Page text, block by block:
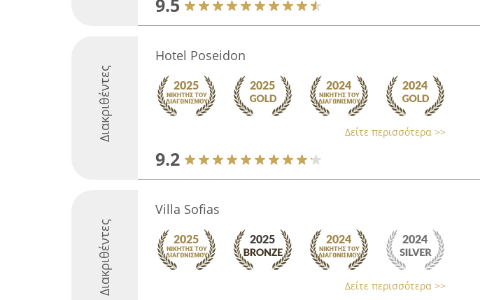
9.5
Διακριθέντες
Hotel Poseidon
Δείτε περισσότερα >>
9.2
Διακριθέντες
Villa Sofias
Δείτε περισσότερα >>